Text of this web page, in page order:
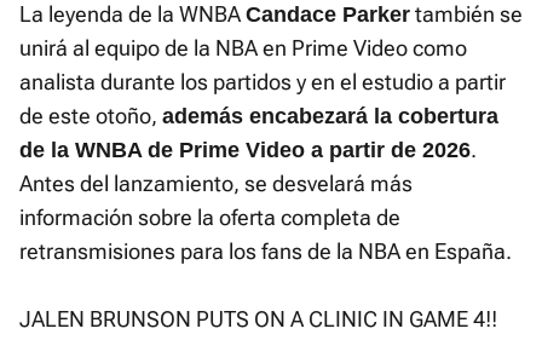
La leyenda de la WNBA Candace Parker también se
unirá al equipo de la NBA en Prime Video como
analista durante los partidos y en el estudio a partir
de este otoño, además encabezará la cobertura
de la WNBA de Prime Video a partir de 2026.
Antes del lanzamiento, se desvelará más
información sobre la oferta completa de
retransmisiones para los fans de la NBA en España.
JALEN BRUNSON PUTS ON A CLINIC IN GAME 4!!